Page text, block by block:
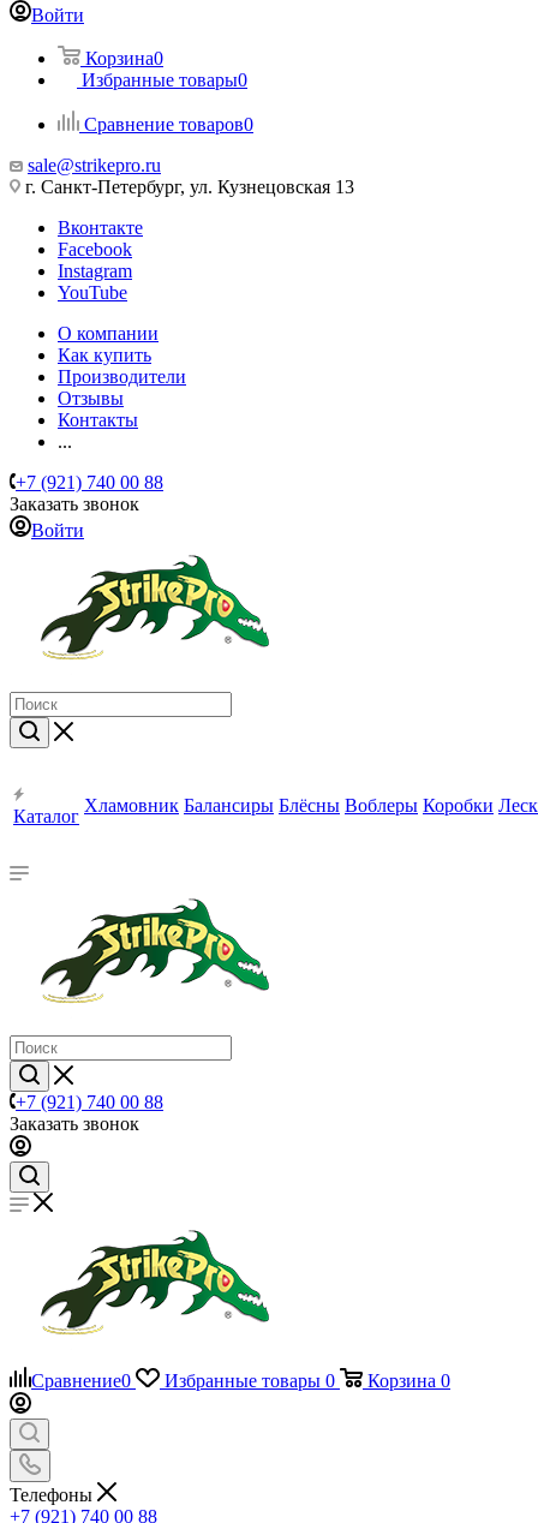
Войти
Корзина0
Избранные товары0
Сравнение товаров0
sale@strikepro.ru
г. Санкт-Петербург, ул. Кузнецовская 13
Вконтакте
Facebook
Instagram
YouTube
О компании
Как купить
Производители
Отзывы
Контакты
...
+7 (921) 740 00 88
Заказать звонок
Войти
Каталог
Хламовник Балансиры Блёсны Воблеры Коробки
+7 (921) 740 00 88
Заказать звонок
Сравнение0 Избранные товары 0 Корзина 0
Телефоны
+7 (921) 740 00 88